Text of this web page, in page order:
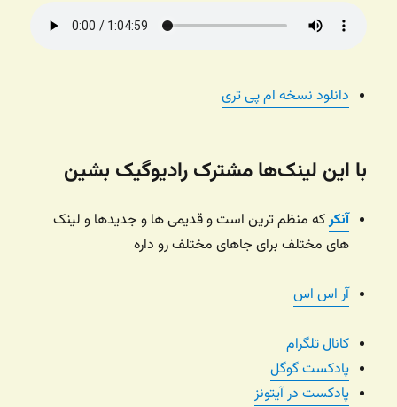
دانلود نسخه ام پی تری
با این لینک‌ها مشترک رادیوگیک بشین
آنکرکه منظم ترین است و قدیمی ها و جدیدها و لینک
های مختلف برای جاهای مختلف رو داره
آر اس اس
کانال تلگرام
پادکست گوگل
پادکست در آیتونز